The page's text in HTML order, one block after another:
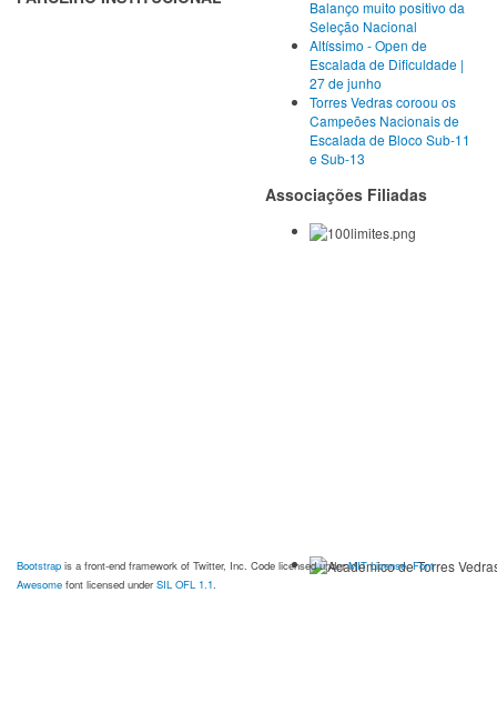
Balanço muito positivo da
Seleção Nacional
Altíssimo - Open de
Escalada de Dificuldade |
27 de junho
Torres Vedras coroou os
Campeões Nacionais de
Escalada de Bloco Sub-11
e Sub-13
Associações Filiadas
Bootstrap is a front-end framework of Twitter, Inc. Code licensed underMIT License. Font
Awesome font licensed under SIL OFL 1.1